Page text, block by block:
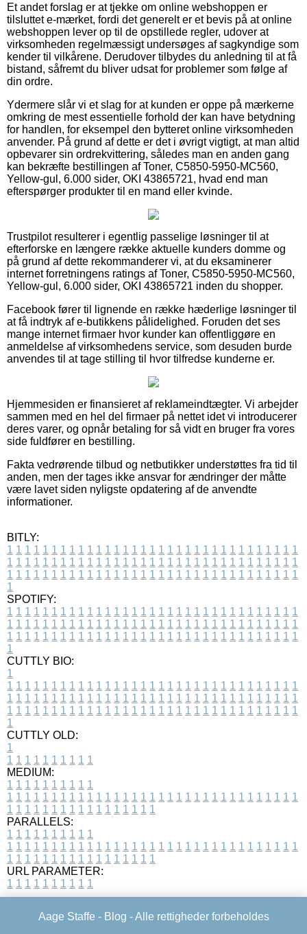
Et andet forslag er at tjekke om online webshoppen er
tilsluttet e-mærket, fordi det generelt er et bevis på at online
webshoppen lever op til de opstillede regler, udover at
virksomheden regelmæssigt undersøges af sagkyndige som
kender til vilkårene. Derudover tilbydes du anledning til at få
bistand, såfremt du bliver udsat for problemer som følge af
din ordre.
Ydermere slår vi et slag for at kunden er oppe på mærkerne
omkring de mest essentielle forhold der kan have betydning
for handlen, for eksempel den bytteret online virksomheden
anvender. På grund af dette er det i øvrigt vigtigt, at man altid
opbevarer sin ordrekvittering, således man en anden gang
kan bekræfte bestillingen af Toner, C5850-5950-MC560,
Yellow-gul, 6.000 sider, OKI 43865721, hvad end man
efterspørger produkter til en mand eller kvinde.
Trustpilot resulterer i egentlig passelige løsninger til at
efterforske en længere række aktuelle kunders domme og
på grund af dette rekommanderer vi, at du eksaminerer
internet forretningens ratings af Toner, C5850-5950-MC560,
Yellow-gul, 6.000 sider, OKI 43865721 inden du shopper.
Facebook fører til lignende en række hæderlige løsninger til
at få indtryk af e-butikkens pålidelighed. Foruden det ses
mange internet firmaer hvor kunder kan offentliggøre en
anmeldelse af virksomhedens service, som desuden burde
anvendes til at tage stilling til hvor tilfredse kunderne er.
Hjemmesiden er finansieret af reklameindtægter. Vi arbejder
sammen med en hel del firmaer på nettet idet vi introducerer
deres varer, og opnår betaling for så vidt en bruger fra vores
side fuldfører en bestilling.
Fakta vedrørende tilbud og netbutikker understøttes fra tid til
anden, men der tages ikke ansvar for ændringer der måtte
være lavet siden nyligste opdatering af de anvendte
informationer.
BITLY:
1 1 1 1 1 1 1 1 1 1 1 1 1 1 1 1 1 1 1 1 1 1 1 1 1 1 1 1 1 1 1 1 1
1 1 1 1 1 1 1 1 1 1 1 1 1 1 1 1 1 1 1 1 1 1 1 1 1 1 1 1 1 1 1 1 1
1 1 1 1 1 1 1 1 1 1 1 1 1 1 1 1 1 1 1 1 1 1 1 1 1 1 1 1 1 1 1 1 1
1
SPOTIFY:
1 1 1 1 1 1 1 1 1 1 1 1 1 1 1 1 1 1 1 1 1 1 1 1 1 1 1 1 1 1 1 1 1
1 1 1 1 1 1 1 1 1 1 1 1 1 1 1 1 1 1 1 1 1 1 1 1 1 1 1 1 1 1 1 1 1
1 1 1 1 1 1 1 1 1 1 1 1 1 1 1 1 1 1 1 1 1 1 1 1 1 1 1 1 1 1 1 1 1
1
CUTTLY BIO:
1
1 1 1 1 1 1 1 1 1 1 1 1 1 1 1 1 1 1 1 1 1 1 1 1 1 1 1 1 1 1 1 1 1
1 1 1 1 1 1 1 1 1 1 1 1 1 1 1 1 1 1 1 1 1 1 1 1 1 1 1 1 1 1 1 1 1
1 1 1 1 1 1 1 1 1 1 1 1 1 1 1 1 1 1 1 1 1 1 1 1 1 1 1 1 1 1 1 1 1
1
CUTTLY OLD:
1
1 1 1 1 1 1 1 1 1 1
MEDIUM:
1 1 1 1 1 1 1 1 1 1
1 1 1 1 1 1 1 1 1 1 1 1 1 1 1 1 1 1 1 1 1 1 1 1 1 1 1 1 1 1 1 1 1
1 1 1 1 1 1 1 1 1 1 1 1 1 1 1 1 1
PARALLELS:
1 1 1 1 1 1 1 1 1 1
1 1 1 1 1 1 1 1 1 1 1 1 1 1 1 1 1 1 1 1 1 1 1 1 1 1 1 1 1 1 1 1 1
1 1 1 1 1 1 1 1 1 1 1 1 1 1 1 1 1
URL PARAMETER:
1 1 1 1 1 1 1 1 1 1
Aage Staffe - Blog - Alle rettigheder forbeholdes